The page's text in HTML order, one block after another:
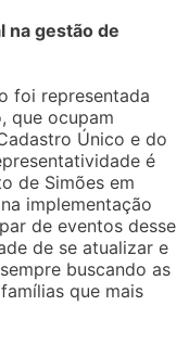
na gestão de
foi representada
que ocupam
Único e do
é
de Simões em
implementação
de eventos desse
de se atualizar e
buscando as
que mais